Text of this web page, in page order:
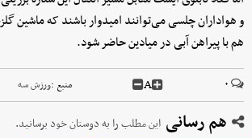
و هواداران چلسی می‌توانند امیدوار باشند که ماشین
هم با پیراهن آبی در میادین حاضر شود.
۰ A منبع :ورزش سه
هم رسانی این مطلب را به دوستان خود برسانید.